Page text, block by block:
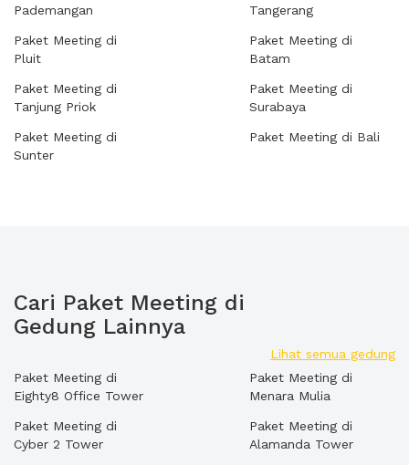
Pademangan
Paket Meeting di
Pluit
Paket Meeting di
Tanjung Priok
Paket Meeting di
Sunter
Tangerang
Paket Meeting di
Batam
Paket Meeting di
Surabaya
Paket Meeting di Bali
Cari Paket Meeting di
Gedung Lainnya
Lihat semua gedung
Paket Meeting di
Eighty8 Office Tower
Paket Meeting di
Cyber 2 Tower
Paket Meeting di
Menara Mulia
Paket Meeting di
Alamanda Tower